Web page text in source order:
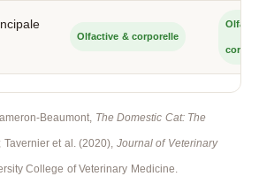
Olfactive & corporelle
Beaumont, The Domestic Cat: The
et al. (2020), Journal of Veterinary
College of Veterinary Medicine.